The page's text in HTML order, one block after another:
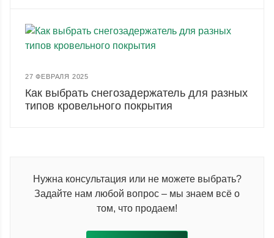
27 ФЕВРАЛЯ 2025
Как выбрать снегозадержатель для разных
типов кровельного покрытия
Нужна консультация или не можете выбрать?
Задайте нам любой вопрос – мы знаем всё о
том, что продаем!